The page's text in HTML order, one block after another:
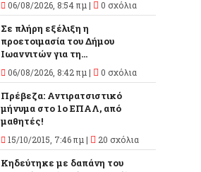
06/08/2026, 8:54 πμ | 0 σχόλια
Σε πλήρη εξέλιξη η
προετοιμασία του Δήμου
Ιωαννιτών για τη...
06/08/2026, 8:42 πμ | 0 σχόλια
Πρέβεζα: Αντιρατσιστικό
μήνυμα στο 1ο ΕΠΑΛ, από
μαθητές!
15/10/2015, 7:46 πμ | 20 σχόλια
Κηδεύτηκε με δαπάνη του